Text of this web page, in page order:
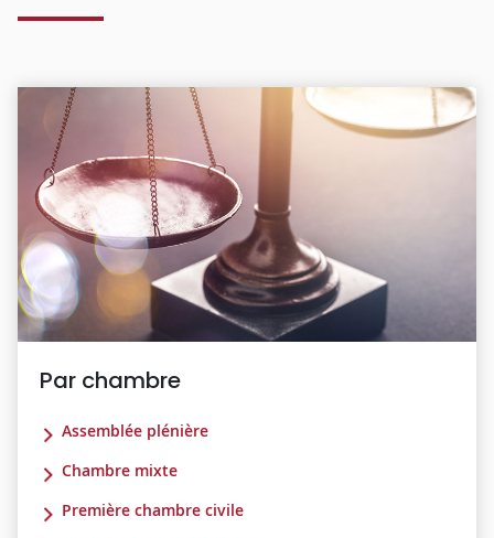
Par chambre
Assemblée plénière
Chambre mixte
Première chambre civile